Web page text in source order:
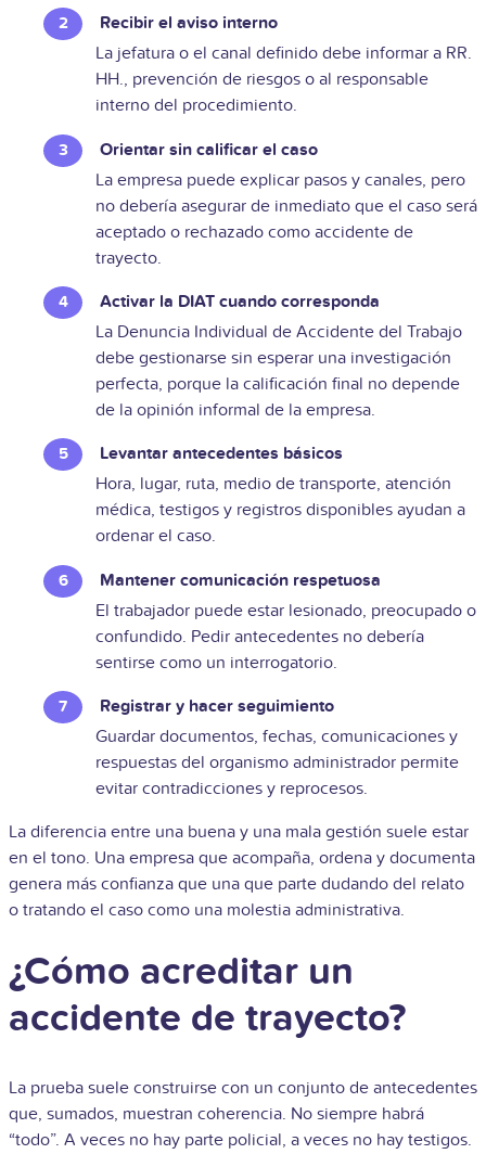
Recibir el aviso interno
La jefatura o el canal definido debe informar a RR.
HH., prevención de riesgos o al responsable
interno del procedimiento.
Orientar sin calificar el caso
La empresa puede explicar pasos y canales, pero
no debería asegurar de inmediato que el caso será
aceptado o rechazado como accidente de
trayecto.
Activar la DIAT cuando corresponda
La Denuncia Individual de Accidente del Trabajo
debe gestionarse sin esperar una investigación
perfecta, porque la calificación final no depende
de la opinión informal de la empresa.
Levantar antecedentes básicos
Hora, lugar, ruta, medio de transporte, atención
médica, testigos y registros disponibles ayudan a
ordenar el caso.
Mantener comunicación respetuosa
El trabajador puede estar lesionado, preocupado o
confundido. Pedir antecedentes no debería
sentirse como un interrogatorio.
Registrar y hacer seguimiento
Guardar documentos, fechas, comunicaciones y
respuestas del organismo administrador permite
evitar contradicciones y reprocesos.
La diferencia entre una buena y una mala gestión suele estar
en el tono. Una empresa que acompaña, ordena y documenta
genera más confianza que una que parte dudando del relato
o tratando el caso como una molestia administrativa.
¿Cómo acreditar un
accidente de trayecto?
La prueba suele construirse con un conjunto de antecedentes
que, sumados, muestran coherencia. No siempre habrá
“todo”. A veces no hay parte policial, a veces no hay testigos.